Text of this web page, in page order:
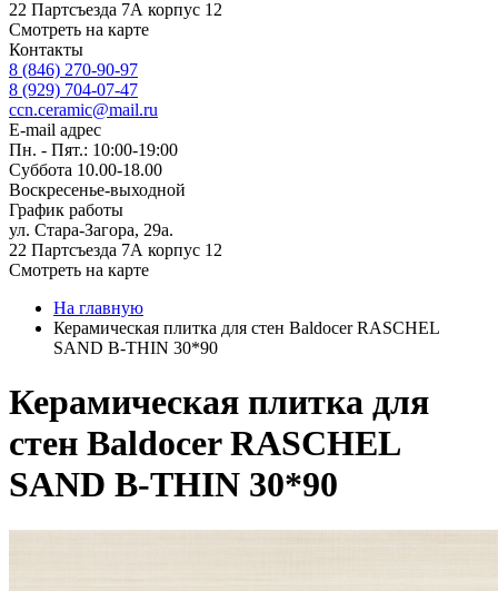
22 Партсъезда 7А корпус 12
Смотреть на карте
Контакты
8 (846) 270-90-97
8 (929) 704-07-47
ccn.ceramic@mail.ru
E-mail адрес
Пн. - Пят.: 10:00-19:00
Суббота 10.00-18.00
Воскресенье-выходной
График работы
ул. Стара-Загора, 29а.
22 Партсъезда 7А корпус 12
Смотреть на карте
На главную
Керамическая плитка для стен Baldocer RASCHEL
SAND B-THIN 30*90
Керамическая плитка для
стен Baldocer RASCHEL
SAND B-THIN 30*90